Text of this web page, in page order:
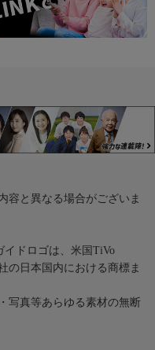
容と異なる場合がございま
イドロゴは、米国TiVo
の日本国内における商標ま
写真等あらゆる素材の無断